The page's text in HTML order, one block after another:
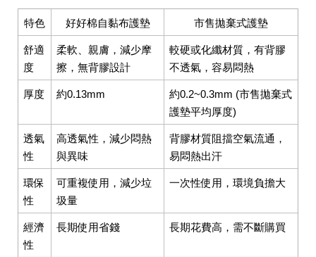
特色 好好棉自黏布護墊 市售拋棄式護墊
舒適
度
柔軟、親膚，減少摩
擦，無背膠設計
較硬或化纖材質，有背膠
不透氣，容易悶熱
厚度 約0.13mm
約0.2~0.3mm (市售拋棄式
護墊平均厚度)
透氣
性
高透氣性，減少悶熱
與異味
背膠材質阻擋空氣流通，
易悶熱出汗
環保
性
可重複使用，減少垃
圾量
一次性使用，環境負擔大
經濟
性
長期使用省錢 長期花費高，需不斷購買